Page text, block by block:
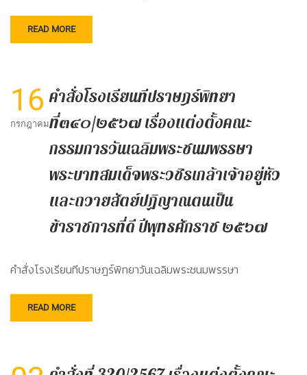
READ MORE
16
กรกฎาคม
คำสั่งโรงเรียนทีปราษฎร์พิทยา
ที่๓๔๐/๒๕๖๗ เรื่องแต่งตั้งคณะ
กรรมการวันเฉลิมพระชนมพรรษา
พระบาทสมเด็จพระวชิรเกล้าเจ้าอยู่หัว
และถวายสัตย์ปฏิญาณตนเป็น
ข้าราชการที่ดี ปีพุทธศักราช ๒๕๖๗
คำสั่งโรงเรียนทีปราษฎร์พิทยาวันเฉลิมพระชนมพรรษา
READ MORE